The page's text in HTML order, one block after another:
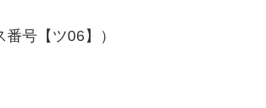
番号【ツ06】）